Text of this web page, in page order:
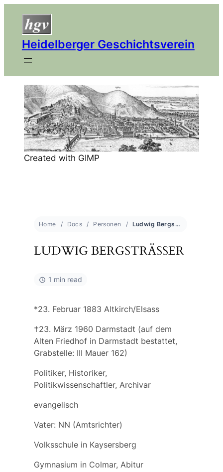
Heidelberger Geschichtsverein
Created with GIMP
Home Docs Personen Ludwig Bergsträsser
LUDWIG BERGSTRÄSSER
1 min read
*23. Februar 1883 Altkirch/Elsass
†23. März 1960 Darmstadt (auf dem
Alten Friedhof in Darmstadt bestattet,
Grabstelle: III Mauer 162)
Politiker, Historiker,
Politikwissenschaftler, Archivar
evangelisch
Vater: NN (Amtsrichter)
Volksschule in Kaysersberg
Gymnasium in Colmar, Abitur